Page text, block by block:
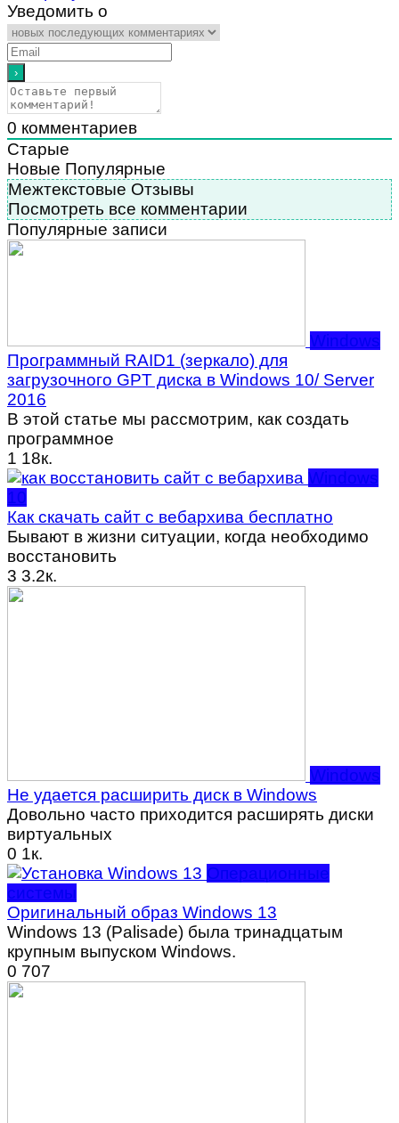
Уведомить о
0 комментариев
Старые
Новые Популярные
Межтекстовые Отзывы
Посмотреть все комментарии
Популярные записи
Windows
Программный RAID1 (зеркало) для
загрузочного GPT диска в Windows 10/ Server
2016
В этой статье мы рассмотрим, как создать
программное
1 18к.
Windows
10
Как скачать сайт с вебархива бесплатно
Бывают в жизни ситуации, когда необходимо
восстановить
3 3.2к.
Windows
Не удается расширить диск в Windows
Довольно часто приходится расширять диски
виртуальных
0 1к.
Операционные
системы
Оригинальный образ Windows 13
Windows 13 (Palisade) была тринадцатым
крупным выпуском Windows.
0 707